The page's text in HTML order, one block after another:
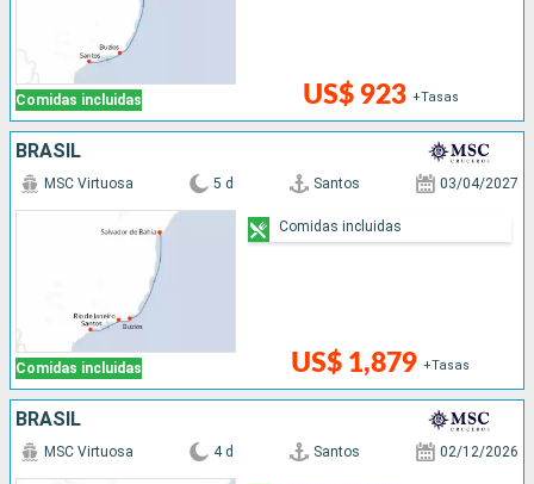
Comidas incluidas US$ 923 +Tasas
BRASIL
Comidas incluidas
MSC Virtuosa 5 d Santos 03/04/2027
US$ 1,879 +Tasas
Comidas incluidas
BRASIL
MSC Virtuosa 4 d Santos 02/12/2026